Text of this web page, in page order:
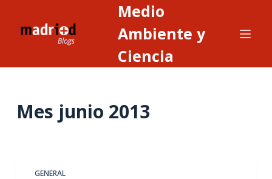
Medio
Ambiente y
Ciencia
Mes junio 2013
GENERAL